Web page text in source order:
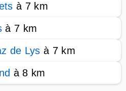
à 7 km
à 7 km
de Lys à 7 km
à 8 km